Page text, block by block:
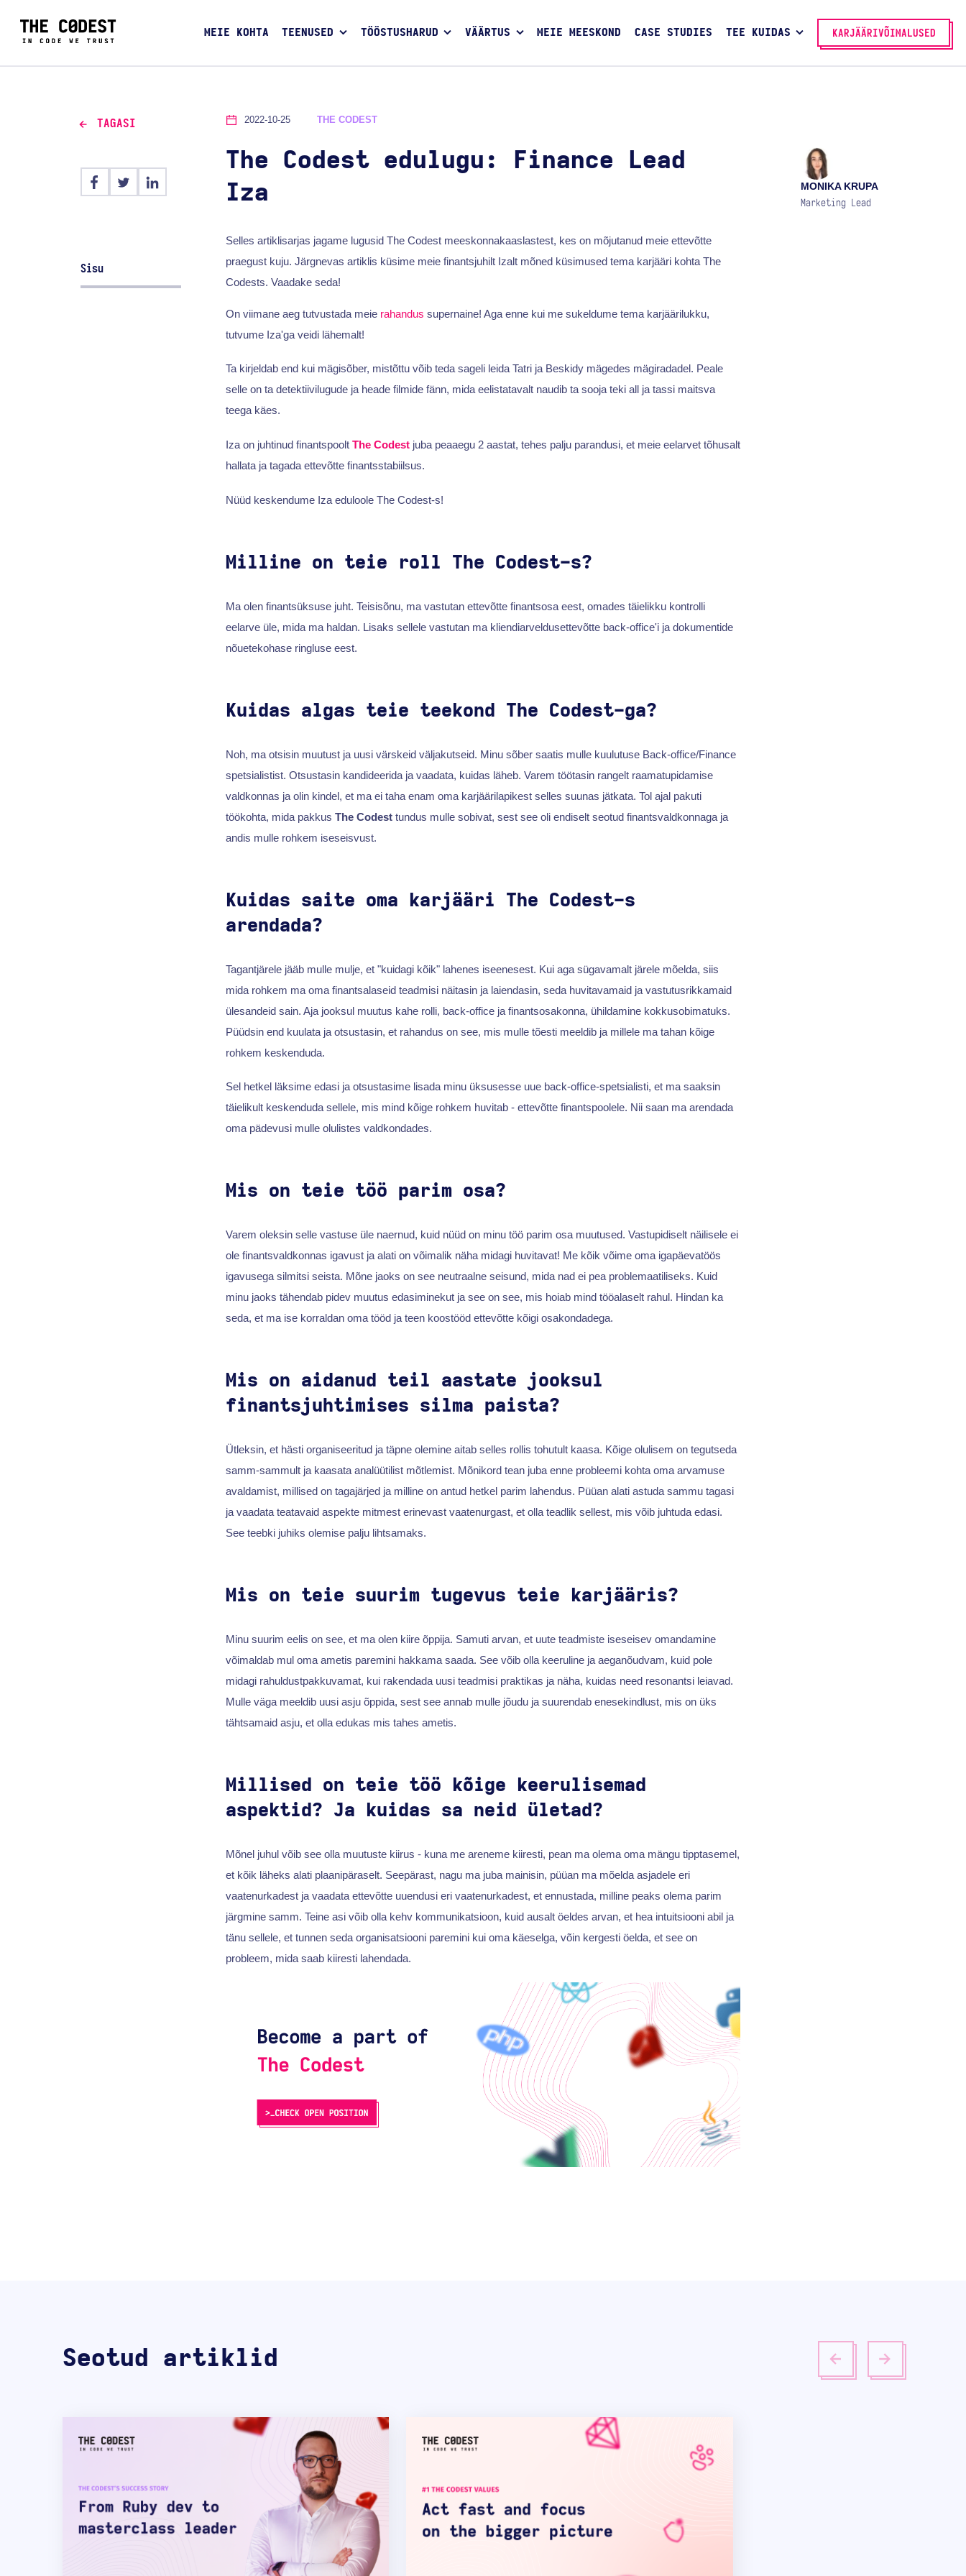
MEIE KOHTA TEENUSED TÖÖSTUSHARUD VÄÄRTUS MEIE MEESKOND CASE STUDIES TEE KUIDAS KARJÄÄRIVÕIMALUSED
TAGASI
Sisu
2022-10-25 THE CODEST
The Codest edulugu: Finance Lead
Iza
MONIKA KRUPA
Marketing Lead
Selles artiklisarjas jagame lugusid The Codest meeskonnakaaslastest, kes on mõjutanud meie ettevõtte
praegust kuju. Järgnevas artiklis küsime meie finantsjuhilt Izalt mõned küsimused tema karjääri kohta The
Codests. Vaadake seda!
On viimane aeg tutvustada meie rahandus supernaine! Aga enne kui me sukeldume tema karjäärilukku,
tutvume Iza'ga veidi lähemalt!
Ta kirjeldab end kui mägisõber, mistõttu võib teda sageli leida Tatri ja Beskidy mägedes mägiradadel. Peale
selle on ta detektiivilugude ja heade filmide fänn, mida eelistatavalt naudib ta sooja teki all ja tassi maitsva
teega käes.
Iza on juhtinud finantspoolt The Codestjuba peaaegu 2 aastat, tehes palju parandusi, et meie eelarvet tõhusalt
hallata ja tagada ettevõtte finantsstabiilsus.
Nüüd keskendume Iza eduloole The Codest-s!
Milline on teie roll The Codest-s?
Ma olen finantsüksuse juht. Teisisõnu, ma vastutan ettevõtte finantsosa eest, omades täielikku kontrolli
eelarve üle, mida ma haldan. Lisaks sellele vastutan ma kliendiarveldusettevõtte back-office'i ja dokumentide
nõuetekohase ringluse eest.
Kuidas algas teie teekond The Codest-ga?
Noh, ma otsisin muutust ja uusi värskeid väljakutseid. Minu sõber saatis mulle kuulutuse Back-office/Finance
spetsialistist. Otsustasin kandideerida ja vaadata, kuidas läheb. Varem töötasin rangelt raamatupidamise
valdkonnas ja olin kindel, et ma ei taha enam oma karjäärilapikest selles suunas jätkata. Tol ajal pakuti
töökohta, mida pakkus The Codesttundus mulle sobivat, sest see oli endiselt seotud finantsvaldkonnaga ja
andis mulle rohkem iseseisvust.
Kuidas saite oma karjääri The Codest-s
arendada?
Tagantjärele jääb mulle mulje, et "kuidagi kõik" lahenes iseenesest. Kui aga sügavamalt järele mõelda, siis
mida rohkem ma oma finantsalaseid teadmisi näitasin ja laiendasin, seda huvitavamaid ja vastutusrikkamaid
ülesandeid sain. Aja jooksul muutus kahe rolli, back-office ja finantsosakonna, ühildamine kokkusobimatuks.
Püüdsin end kuulata ja otsustasin, et rahandus on see, mis mulle tõesti meeldib ja millele ma tahan kõige
rohkem keskenduda.
Sel hetkel läksime edasi ja otsustasime lisada minu üksusesse uue back-office-spetsialisti, et ma saaksin
täielikult keskenduda sellele, mis mind kõige rohkem huvitab - ettevõtte finantspoolele. Nii saan ma arendada
oma pädevusi mulle olulistes valdkondades.
Mis on teie töö parim osa?
Varem oleksin selle vastuse üle naernud, kuid nüüd on minu töö parim osa muutused. Vastupidiselt näilisele ei
ole finantsvaldkonnas igavust ja alati on võimalik näha midagi huvitavat! Me kõik võime oma igapäevatöös
igavusega silmitsi seista. Mõne jaoks on see neutraalne seisund, mida nad ei pea problemaatiliseks. Kuid
minu jaoks tähendab pidev muutus edasiminekut ja see on see, mis hoiab mind tööalaselt rahul. Hindan ka
seda, et ma ise korraldan oma tööd ja teen koostööd ettevõtte kõigi osakondadega.
Mis on aidanud teil aastate jooksul
finantsjuhtimises silma paista?
Ütleksin, et hästi organiseeritud ja täpne olemine aitab selles rollis tohutult kaasa. Kõige olulisem on tegutseda
samm-sammult ja kaasata analüütilist mõtlemist. Mõnikord tean juba enne probleemi kohta oma arvamuse
avaldamist, millised on tagajärjed ja milline on antud hetkel parim lahendus. Püüan alati astuda sammu tagasi
ja vaadata teatavaid aspekte mitmest erinevast vaatenurgast, et olla teadlik sellest, mis võib juhtuda edasi.
See teebki juhiks olemise palju lihtsamaks.
Mis on teie suurim tugevus teie karjääris?
Minu suurim eelis on see, et ma olen kiire õppija. Samuti arvan, et uute teadmiste iseseisev omandamine
võimaldab mul oma ametis paremini hakkama saada. See võib olla keeruline ja aeganõudvam, kuid pole
midagi rahuldustpakkuvamat, kui rakendada uusi teadmisi praktikas ja näha, kuidas need resonantsi leiavad.
Mulle väga meeldib uusi asju õppida, sest see annab mulle jõudu ja suurendab enesekindlust, mis on üks
tähtsamaid asju, et olla edukas mis tahes ametis.
Millised on teie töö kõige keerulisemad
aspektid? Ja kuidas sa neid ületad?
Mõnel juhul võib see olla muutuste kiirus - kuna me areneme kiiresti, pean ma olema oma mängu tipptasemel,
et kõik läheks alati plaanipäraselt. Seepärast, nagu ma juba mainisin, püüan ma mõelda asjadele eri
vaatenurkadest ja vaadata ettevõtte uuendusi eri vaatenurkadest, et ennustada, milline peaks olema parim
järgmine samm. Teine asi võib olla kehv kommunikatsioon, kuid ausalt öeldes arvan, et hea intuitsiooni abil ja
tänu sellele, et tunnen seda organisatsiooni paremini kui oma käeselga, võin kergesti öelda, et see on
probleem, mida saab kiiresti lahendada.
Seotud artiklid